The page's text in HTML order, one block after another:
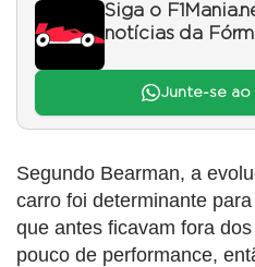
Siga o
notícias da
Junte-se ao
Segundo Bearman, a
carro foi determinante
que antes ficavam fora
pouco de performance,